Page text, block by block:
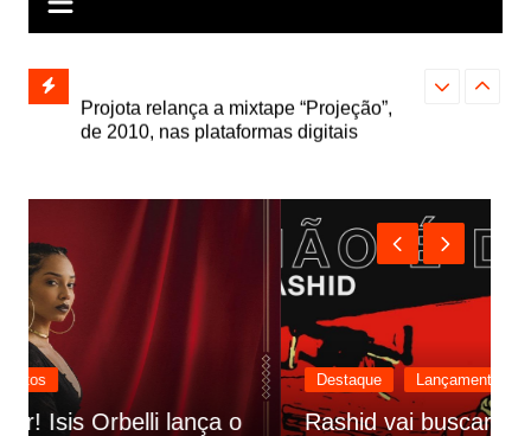
e abre
autoral,
de 2010, nas plataformas digitais
Farofa
Destaque
Rashid vai buscar nos HQs as